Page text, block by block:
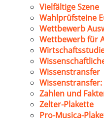
Vielfältige Szene
Wahlprüfsteine
Wettbewerb
Wettbewerb für
Wissenstransfer
Zahlen und
Zelter-Plakette
Pro-Musica-